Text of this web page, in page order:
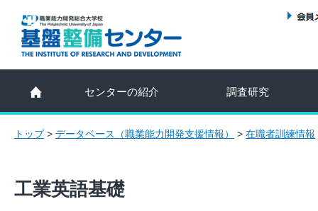
センターの紹介 調査研究
トップ> データベース（職業能力開発支援情報） > 在職者訓練情報
工業英語基礎